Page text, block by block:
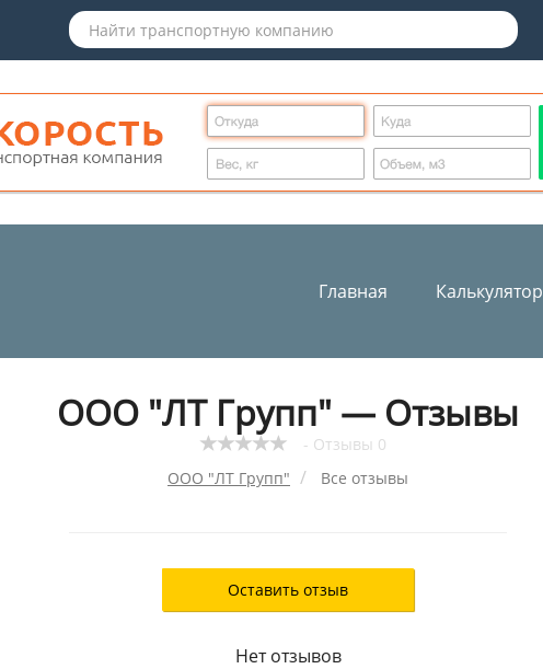
Главная Калькулятор
ООО "ЛТ Групп" — Отзывы
- Отзывы 0
ООО "ЛТ Групп"
Все отзывы
Оставить отзыв
Нет отзывов